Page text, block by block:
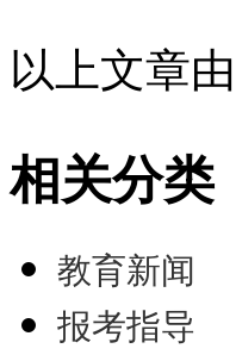
以上文章由
相关分类
教育新闻
报考指导